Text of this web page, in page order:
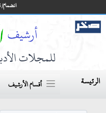
للمجلات
الرئيسة أقسام الأرشيف